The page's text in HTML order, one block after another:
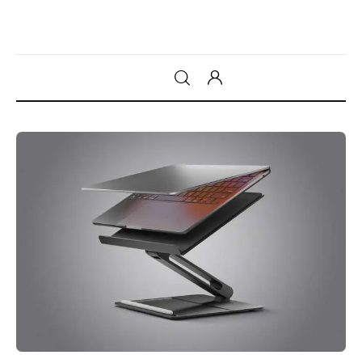
Sicurezza
Intrattenimento